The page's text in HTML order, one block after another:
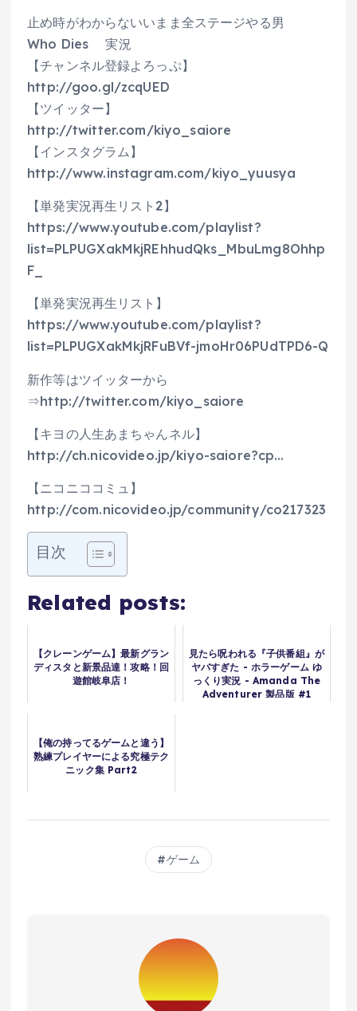
止め時がわからないいまま全ステージやる男
Who Dies 実況
【チャンネル登録よろっぷ】
http://goo.gl/zcqUED
【ツイッター】
http://twitter.com/kiyo_saiore
【インスタグラム】
http://www.instagram.com/kiyo_yuusya
【単発実況再生リスト2】
https://www.youtube.com/playlist?
list=PLPUGXakMkjREhhudQks_MbuLmg8Ohhp
F_
【単発実況再生リスト】
https://www.youtube.com/playlist?
list=PLPUGXakMkjRFuBVf-jmoHr06PUdTPD6-Q
新作等はツイッターから
⇒http://twitter.com/kiyo_saiore
【キヨの人生あまちゃんネル】
http://ch.nicovideo.jp/kiyo-saiore?cp…
【ニコニココミュ】
http://com.nicovideo.jp/community/co217323
目次
Related posts:
【クレーンゲーム】最新グラン
ディスタと新景品達！攻略！回
遊館岐阜店！
見たら呪われる『子供番組』が
ヤバすぎた - ホラーゲーム ゆ
っくり実況 - Amanda The
Adventurer 製品版 #1
【俺の持ってるゲームと違う】
熟練プレイヤーによる究極テク
ニック集 Part2
ゲーム